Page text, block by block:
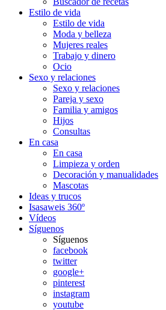
Estilo de vida
Estilo de vida
Moda y belleza
Mujeres reales
Trabajo y dinero
Ocio
Sexo y relaciones
Sexo y relaciones
Pareja y sexo
Familia y amigos
Hijos
Consultas
En casa
En casa
Limpieza y orden
Decoración y manualidades
Mascotas
Ideas y trucos
Isasaweis 360º
Vídeos
Síguenos
Síguenos
facebook
twitter
google+
pinterest
instagram
youtube